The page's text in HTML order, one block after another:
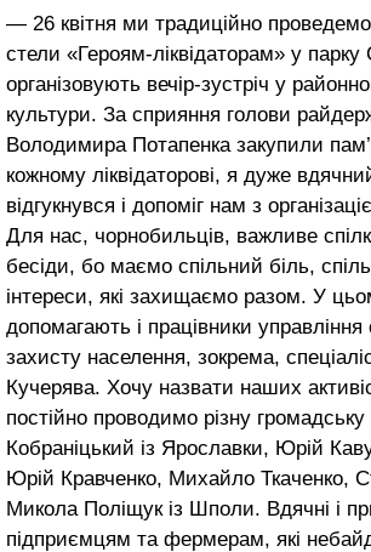
— 26 квітня ми традиційно проведемо
стели «Героям-ліквідаторам» у
організовують вечір-зустріч у
культури. За сприяння голови
Володимира Потапенка закупили
кожному ліквідаторові, я дуже
відгукнувся і допоміг нам з
Для нас, чорнобильців, важливе
бесіди, бо маємо спільний біль,
інтереси, які захищаємо разом. У
допомагають і працівники управління
захисту населення, зокрема,
Кучерява. Хочу назвати наших
постійно проводимо різну
Кобраніцький із Ярославки, Юрій
Юрій Кравченко, Михайло Ткаченко,
Микола Поліщук із Шполи. Вдячні і
підприємцям та фермерам, які